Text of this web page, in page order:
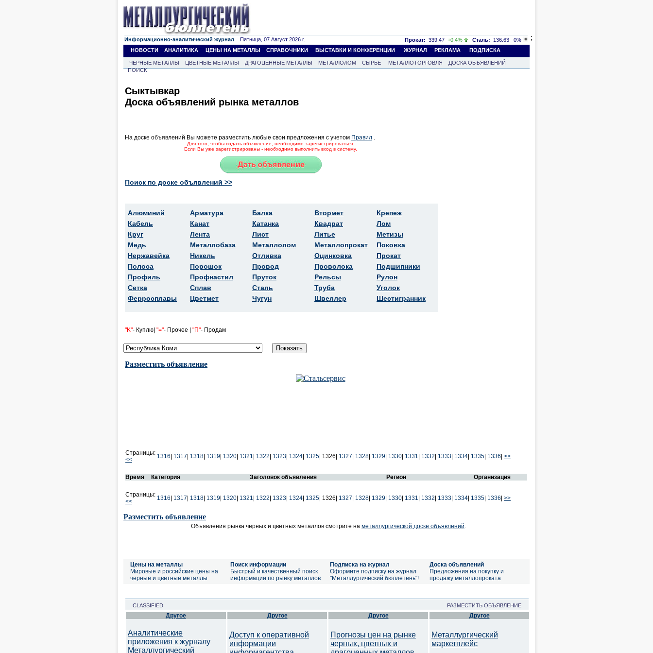
Информационно-аналитический журнал Пятница, 07 Август 2026 г. Прокат: 339.47 +0.4% Сталь: 136.63
0%
НОВОСТИ
АНАЛИТИКА ЦЕНЫ НА МЕТАЛЛЫ СПРАВОЧНИКИ ВЫСТАВКИ И КОНФЕРЕНЦИИ ЖУРНАЛ РЕКЛАМА ПОДПИСКА
ЧЕРНЫЕ МЕТАЛЛЫ ЦВЕТНЫЕ МЕТАЛЛЫ ДРАГОЦЕННЫЕ МЕТАЛЛЫ МЕТАЛЛОЛОМ СЫРЬЕ МЕТАЛЛОТОРГОВЛЯ
ДОСКА ОБЪЯВЛЕНИЙ
ПОИСК
;
Сыктывкар
Доска объявлений рынка металлов
На доске объявлений Вы можете разместить любые свои предложения с учетом Правил
Для того, чтобы подать объявление, необходимо зарегистрироваться.
Если Вы уже зарегистрированы - необходимо выполнить вход в систему.
Поиск по доске объявлений >>
Алюминий
Кабель
Круг
Медь
Нержавейка
Полоса
Профиль
Сетка
Ферросплавы
Арматура
Канат
Лента
Металлобаза
Никель
Порошок
Профнастил
Сплав
Цветмет
Балка
Катанка
Лист
Металлолом
Отливка
Провод
Пруток
Сталь
Чугун
Втормет
Квадрат
Литье
Металлопрокат
Оцинковка
Проволока
Рельсы
Труба
Швеллер
Крепеж
Лом
Метизы
Поковка
Прокат
Подшипники
Рулон
Уголок
Шестигранник
"K"- Куплю| "="- Прочее | "П"- Продам
Разместить объявление
Страницы:
<<
1316 1317 1318 1319 1320 1321 1322 1323 1324 1325 1326| 1327 1328 1329 1330 1331 1332 1333 1334 1335 1336 >>
Время Категория Заголовок объявления Регион Организация
Страницы:
<<
1316 1317 1318 1319 1320 1321 1322 1323 1324 1325 1326| 1327 1328 1329 1330 1331 1332 1333 1334 1335 1336 >>
Разместить объявление
Объявления рынка черных и цветных металлов смотрите на металлургической доске объявлений.
Цены на металлы
Мировые и российские цены на
черные и цветные металлы
Поиск информации
Быстрый и качественный поиск
информации по рынку металлов
Подписка на журнал
Оформите подписку на журнал
"Металлургический бюллетень"!
Доска объявлений
Предложения на покупку и
продажу металлопроката
CLASSIFIED РАЗМЕСТИТЬ ОБЪЯВЛЕНИЕ
Другое
Аналитические
приложения к журналу
Металлургический
Другое
Доступ к оперативной
информации
Другое
Прогнозы цен на рынке
черных, цветных и
Другое
Металлургический
маркетплейс